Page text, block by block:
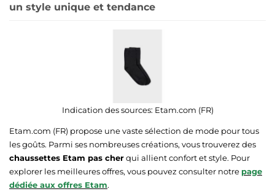
un style unique et tendance
Indication des sources: Etam.com (FR)
Etam.com (FR) propose une vaste sélection de mode pour tous
les goûts. Parmi ses nombreuses créations, vous trouverez des
chaussettes Etam pas cherqui allient confort et style. Pour
explorer les meilleures offres, vous pouvez consulter notre page
dédiée aux offres Etam.